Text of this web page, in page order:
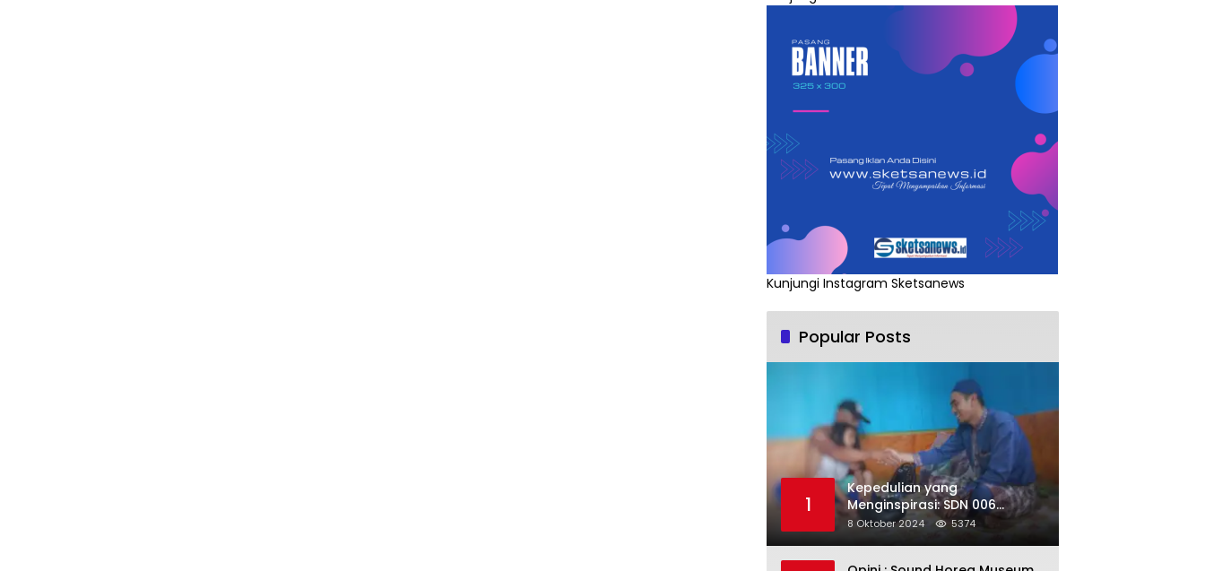
Kunjungi Instagram Sketsanews
Popular Posts
1
Kepedulian yang
Menginspirasi: SDN 006
Merawang Gelar Program
“Berbagi Segenggam Beras”
8 Oktober 2024 5374